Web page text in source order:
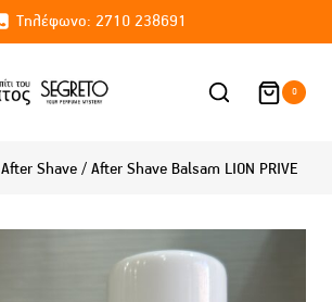
Τηλέφωνο: 2710 238691
0
After Shave / After Shave Balsam LION PRIVE